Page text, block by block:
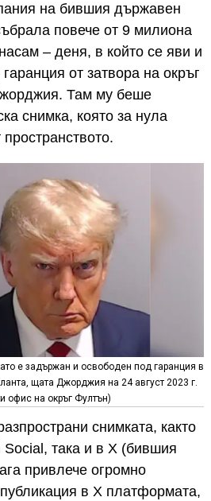
на бившия държавен
повече от 9 милиона
– деня, в който се яви и
от затвора на окръг
Там му беше
снимка, която за нула
е задържан и освободен под гаранция в
щата Джорджия на 24 август 2023 г.
офис на окръг Фултън)
снимката, както
така и в X (бившия
привлече огромно
в Х платформата,